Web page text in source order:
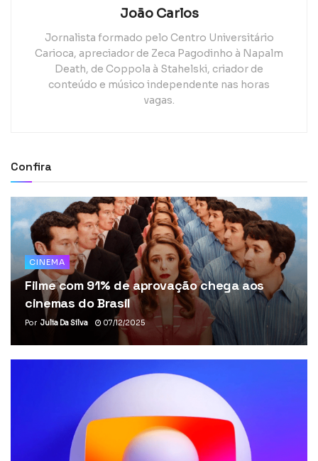
João Carlos
Jornalista formado pelo Centro Universitário
Carioca, apreciador de Zeca Pagodinho à Napalm
Death, de Coppola à Stahelski, criador de
conteúdo e músico independente nas horas
vagas.
Confira
CINEMA
Filme com 91% de aprovação chega aos
cinemas do Brasil
Por Julia Da Silva 07/12/2025